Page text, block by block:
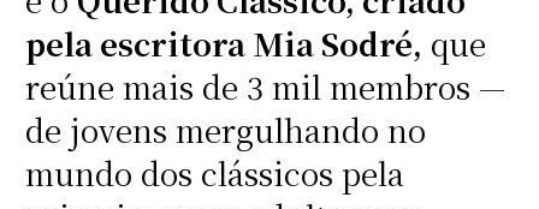
pela escritora Mia Sodré, que
reúne mais de 3 mil membros —
de jovens mergulhando no
mundo dos clássicos pela